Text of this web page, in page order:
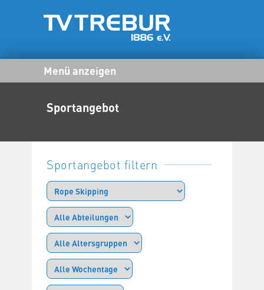
Menü anzeigen
Sportangebot
Sportangebot filtern